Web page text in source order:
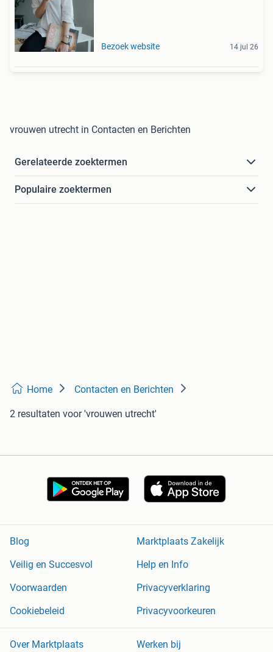
Bezoek website 14 jul 26
vrouwen utrecht in Contacten en Berichten
Gerelateerde zoektermen
Populaire zoektermen
Home Contacten en Berichten
2 resultaten voor 'vrouwen utrecht'
Blog
Marktplaats Zakelijk
Veilig en Succesvol
Help en Info
Voorwaarden
Privacyverklaring
Cookiebeleid
Privacyvoorkeuren
Over Marktplaats Werken bij